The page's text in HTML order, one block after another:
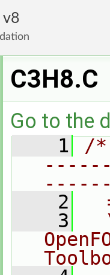
8
Foundation
C3H8.C
Go to the
    1
/
    2
    3